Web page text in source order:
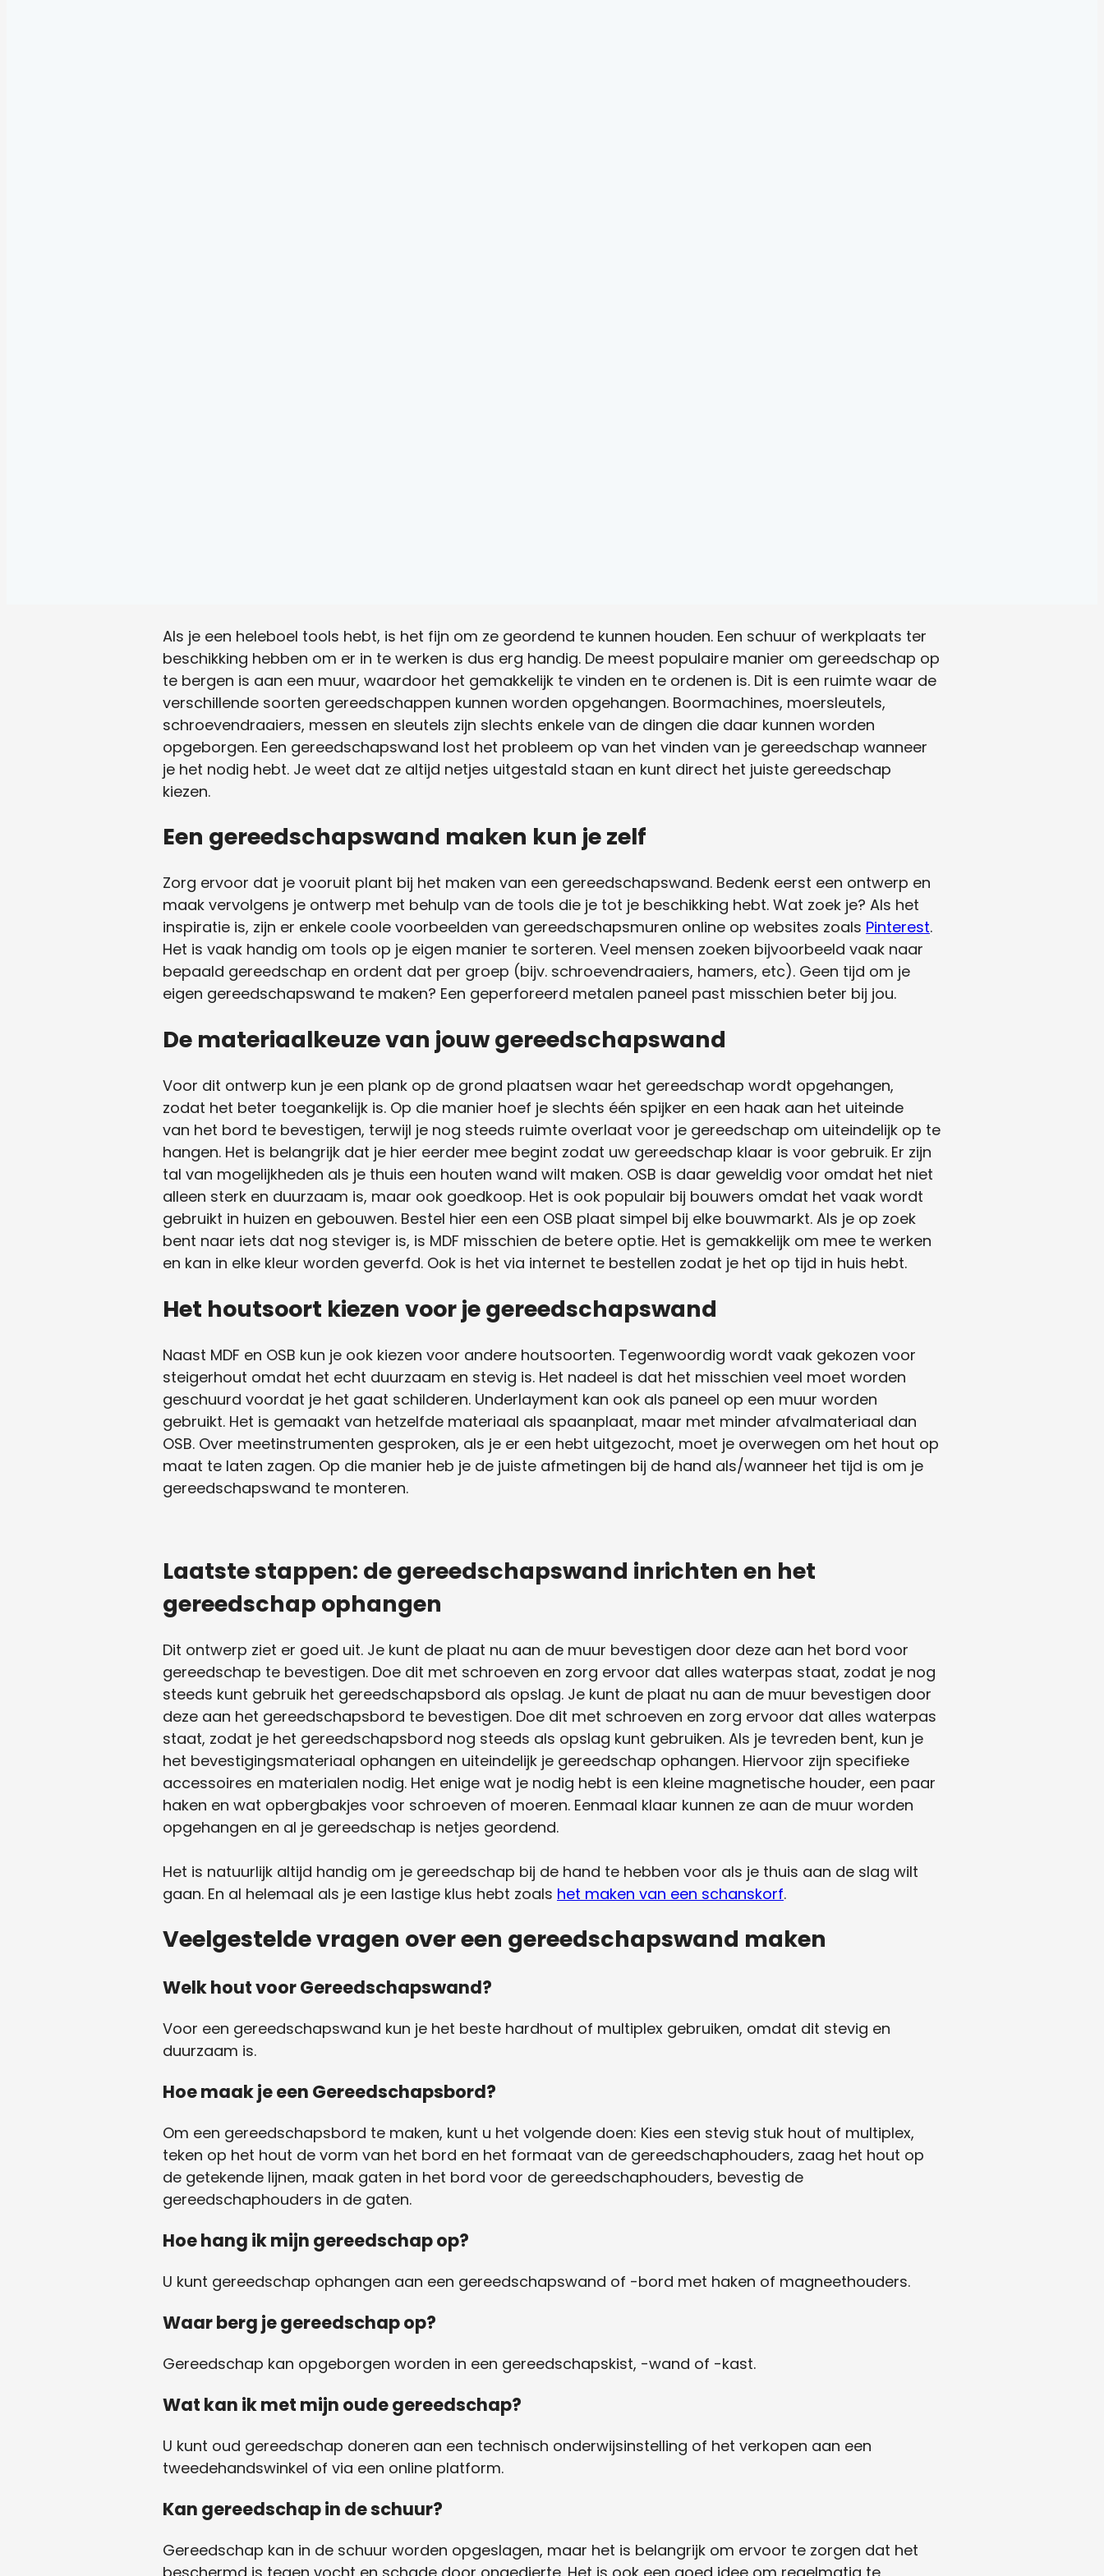
Als je een heleboel tools hebt, is het fijn om ze geordend te kunnen houden. Een schuur of werkplaats ter
beschikking hebben om er in te werken is dus erg handig. De meest populaire manier om gereedschap op
te bergen is aan een muur, waardoor het gemakkelijk te vinden en te ordenen is. Dit is een ruimte waar de
verschillende soorten gereedschappen kunnen worden opgehangen. Boormachines, moersleutels,
schroevendraaiers, messen en sleutels zijn slechts enkele van de dingen die daar kunnen worden
opgeborgen. Een gereedschapswand lost het probleem op van het vinden van je gereedschap wanneer
je het nodig hebt. Je weet dat ze altijd netjes uitgestald staan en kunt direct het juiste gereedschap
kiezen.
Een gereedschapswand maken kun je zelf
Zorg ervoor dat je vooruit plant bij het maken van een gereedschapswand. Bedenk eerst een ontwerp en
maak vervolgens je ontwerp met behulp van de tools die je tot je beschikking hebt. Wat zoek je? Als het
inspiratie is, zijn er enkele coole voorbeelden van gereedschapsmuren online op websites zoals Pinterest.
Het is vaak handig om tools op je eigen manier te sorteren. Veel mensen zoeken bijvoorbeeld vaak naar
bepaald gereedschap en ordent dat per groep (bijv. schroevendraaiers, hamers, etc). Geen tijd om je
eigen gereedschapswand te maken? Een geperforeerd metalen paneel past misschien beter bij jou.
De materiaalkeuze van jouw gereedschapswand
Voor dit ontwerp kun je een plank op de grond plaatsen waar het gereedschap wordt opgehangen,
zodat het beter toegankelijk is. Op die manier hoef je slechts één spijker en een haak aan het uiteinde
van het bord te bevestigen, terwijl je nog steeds ruimte overlaat voor je gereedschap om uiteindelijk op te
hangen. Het is belangrijk dat je hier eerder mee begint zodat uw gereedschap klaar is voor gebruik. Er zijn
tal van mogelijkheden als je thuis een houten wand wilt maken. OSB is daar geweldig voor omdat het niet
alleen sterk en duurzaam is, maar ook goedkoop. Het is ook populair bij bouwers omdat het vaak wordt
gebruikt in huizen en gebouwen. Bestel hier een een OSB plaat simpel bij elke bouwmarkt. Als je op zoek
bent naar iets dat nog steviger is, is MDF misschien de betere optie. Het is gemakkelijk om mee te werken
en kan in elke kleur worden geverfd. Ook is het via internet te bestellen zodat je het op tijd in huis hebt.
Het houtsoort kiezen voor je gereedschapswand
Naast MDF en OSB kun je ook kiezen voor andere houtsoorten. Tegenwoordig wordt vaak gekozen voor
steigerhout omdat het echt duurzaam en stevig is. Het nadeel is dat het misschien veel moet worden
geschuurd voordat je het gaat schilderen. Underlayment kan ook als paneel op een muur worden
gebruikt. Het is gemaakt van hetzelfde materiaal als spaanplaat, maar met minder afvalmateriaal dan
OSB. Over meetinstrumenten gesproken, als je er een hebt uitgezocht, moet je overwegen om het hout op
maat te laten zagen. Op die manier heb je de juiste afmetingen bij de hand als/wanneer het tijd is om je
gereedschapswand te monteren.
Laatste stappen: de gereedschapswand inrichten en het
gereedschap ophangen
Dit ontwerp ziet er goed uit. Je kunt de plaat nu aan de muur bevestigen door deze aan het bord voor
gereedschap te bevestigen. Doe dit met schroeven en zorg ervoor dat alles waterpas staat, zodat je nog
steeds kunt gebruik het gereedschapsbord als opslag. Je kunt de plaat nu aan de muur bevestigen door
deze aan het gereedschapsbord te bevestigen. Doe dit met schroeven en zorg ervoor dat alles waterpas
staat, zodat je het gereedschapsbord nog steeds als opslag kunt gebruiken. Als je tevreden bent, kun je
het bevestigingsmateriaal ophangen en uiteindelijk je gereedschap ophangen. Hiervoor zijn specifieke
accessoires en materialen nodig. Het enige wat je nodig hebt is een kleine magnetische houder, een paar
haken en wat opbergbakjes voor schroeven of moeren. Eenmaal klaar kunnen ze aan de muur worden
opgehangen en al je gereedschap is netjes geordend.
Het is natuurlijk altijd handig om je gereedschap bij de hand te hebben voor als je thuis aan de slag wilt
gaan. En al helemaal als je een lastige klus hebt zoals het maken van een schanskorf.
Veelgestelde vragen over een gereedschapswand maken
Welk hout voor Gereedschapswand?
Voor een gereedschapswand kun je het beste hardhout of multiplex gebruiken, omdat dit stevig en
duurzaam is.
Hoe maak je een Gereedschapsbord?
Om een gereedschapsbord te maken, kunt u het volgende doen: Kies een stevig stuk hout of multiplex,
teken op het hout de vorm van het bord en het formaat van de gereedschaphouders, zaag het hout op
de getekende lijnen, maak gaten in het bord voor de gereedschaphouders, bevestig de
gereedschaphouders in de gaten.
Hoe hang ik mijn gereedschap op?
U kunt gereedschap ophangen aan een gereedschapswand of -bord met haken of magneethouders.
Waar berg je gereedschap op?
Gereedschap kan opgeborgen worden in een gereedschapskist, -wand of -kast.
Wat kan ik met mijn oude gereedschap?
U kunt oud gereedschap doneren aan een technisch onderwijsinstelling of het verkopen aan een
tweedehandswinkel of via een online platform.
Kan gereedschap in de schuur?
Gereedschap kan in de schuur worden opgeslagen, maar het is belangrijk om ervoor te zorgen dat het